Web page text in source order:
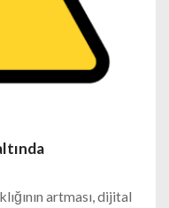
artması, dijital